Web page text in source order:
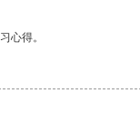
心得。